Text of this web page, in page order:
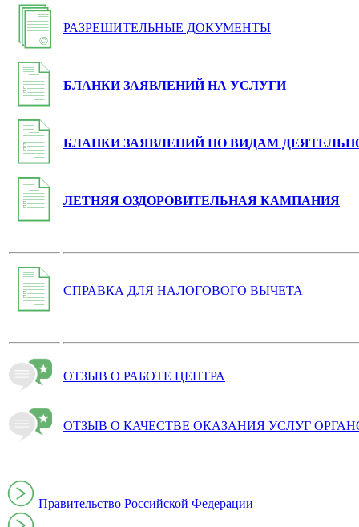
РАЗРЕШИТЕЛЬНЫЕ ДОКУМЕНТЫ
БЛАНКИ ЗАЯВЛЕНИЙ НА УСЛУГИ
БЛАНКИ ЗАЯВЛЕНИЙ ПО ВИДАМ
ЛЕТНЯЯ ОЗДОРОВИТЕЛЬНАЯ КАМПАНИЯ
СПРАВКА ДЛЯ НАЛОГОВОГО ВЫЧЕТА
ОТЗЫВ О РАБОТЕ ЦЕНТРА
ОТЗЫВ О КАЧЕСТВЕ ОКАЗАНИЯ УСЛУГ
Правительство Российской Федерации